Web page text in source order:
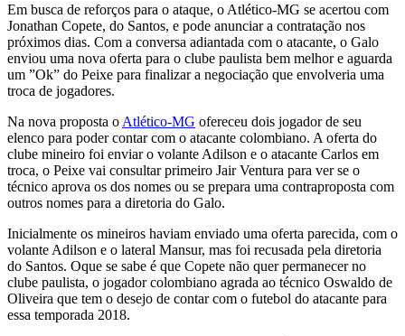
Em busca de reforços para o ataque, o Atlético-MG se acertou com
Jonathan Copete, do Santos, e pode anunciar a contratação nos
próximos dias. Com a conversa adiantada com o atacante, o Galo
enviou uma nova oferta para o clube paulista bem melhor e aguarda
um ”Ok” do Peixe para finalizar a negociação que envolveria uma
troca de jogadores.
Na nova proposta o Atlético-MG ofereceu dois jogador de seu
elenco para poder contar com o atacante colombiano. A oferta do
clube mineiro foi enviar o volante Adilson e o atacante Carlos em
troca, o Peixe vai consultar primeiro Jair Ventura para ver se o
técnico aprova os dos nomes ou se prepara uma contraproposta com
outros nomes para a diretoria do Galo.
Inicialmente os mineiros haviam enviado uma oferta parecida, com o
volante Adilson e o lateral Mansur, mas foi recusada pela diretoria
do Santos. Oque se sabe é que Copete não quer permanecer no
clube paulista, o jogador colombiano agrada ao técnico Oswaldo de
Oliveira que tem o desejo de contar com o futebol do atacante para
essa temporada 2018.